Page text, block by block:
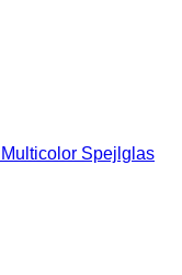
Spejlglas